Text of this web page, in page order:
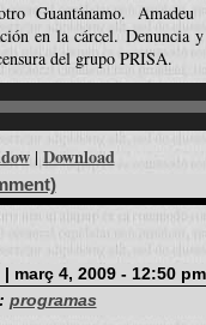
Guantánamo. Amadeu
en la cárcel. Denuncia
del grupo PRISA.
| Download
març 4, 2009 - 12:50 pm
programas